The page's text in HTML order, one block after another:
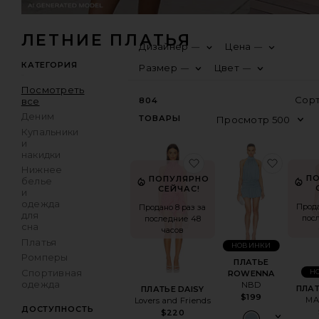
ЛЕТНИЕ ПЛАТЬЯ
КАТЕГОРИЯ
Посмотреть
все
Деним
Купальники
и
накидки
Нижнее
белье
и
одежда
для
сна
Платья
Ромперы
Спортивная
одежда
ДОСТУПНОСТЬ
Дизайнер —
Цена —
Размер —
Цвет —
804
ТОВАРЫ
ПОПУЛЯРНО
СЕЙЧАС!
Продано 8 раз за
последние 48
часов
ПЛАТЬЕ DAISY
Lovers and Friends
$220
избранноеПЛАТЬЕ
ПЛАТЬЕ
ROWENNA
NBD
$199
НОВИНКИ